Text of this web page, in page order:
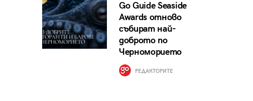
Go Guide Seaside
Awards отново
събират най-
доброто по
Черноморието
РЕДАКТОРИТЕ